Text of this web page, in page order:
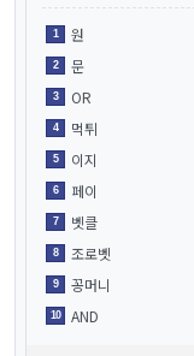
1 원
2 문
3 OR
4 먹튀
5 이지
6 페이
7 벳클
8 조로벳
9 꽁머니
10 AND